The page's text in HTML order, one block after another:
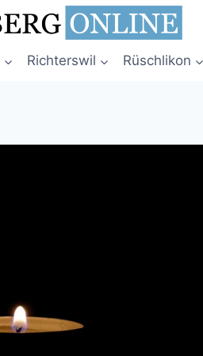
Richterswil Rüschlikon